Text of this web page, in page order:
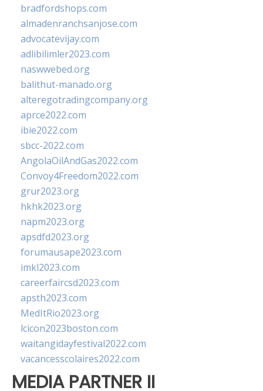
bradfordshops.com
almadenranchsanjose.com
advocatevijay.com
adlibilimler2023.com
naswwebed.org
balithut-manado.org
alteregotradingcompany.org
aprce2022.com
ibie2022.com
sbcc-2022.com
AngolaOilAndGas2022.com
Convoy4Freedom2022.com
grur2023.org
hkhk2023.org
napm2023.org
apsdfd2023.org
forumausape2023.com
imkl2023.com
careerfaircsd2023.com
apsth2023.com
MedItRio2023.org
lcicon2023boston.com
waitangidayfestival2022.com
vacancesscolaires2022.com
MEDIA PARTNER II